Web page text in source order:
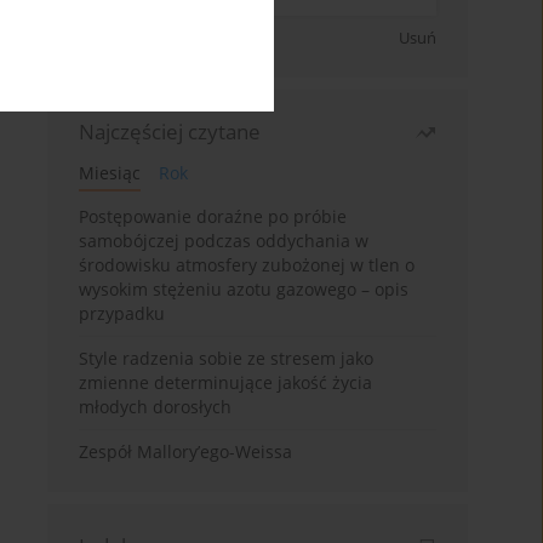
Usuń
Najczęściej czytane
Miesiąc
Rok
Postępowanie doraźne po próbie
samobójczej podczas oddychania w
środowisku atmosfery zubożonej w tlen o
wysokim stężeniu azotu gazowego – opis
przypadku
Style radzenia sobie ze stresem jako
zmienne determinujące jakość życia
młodych dorosłych
Zespół Mallory’ego-Weissa